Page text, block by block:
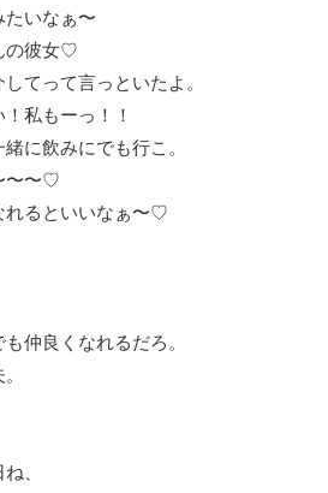
いなぁ〜
彼女♡
てって言っといたよ。
私もーっ！！
に飲みにでも行こ。
〜〜♡
るといいなぁ〜♡
仲良くなれるだろ。
、